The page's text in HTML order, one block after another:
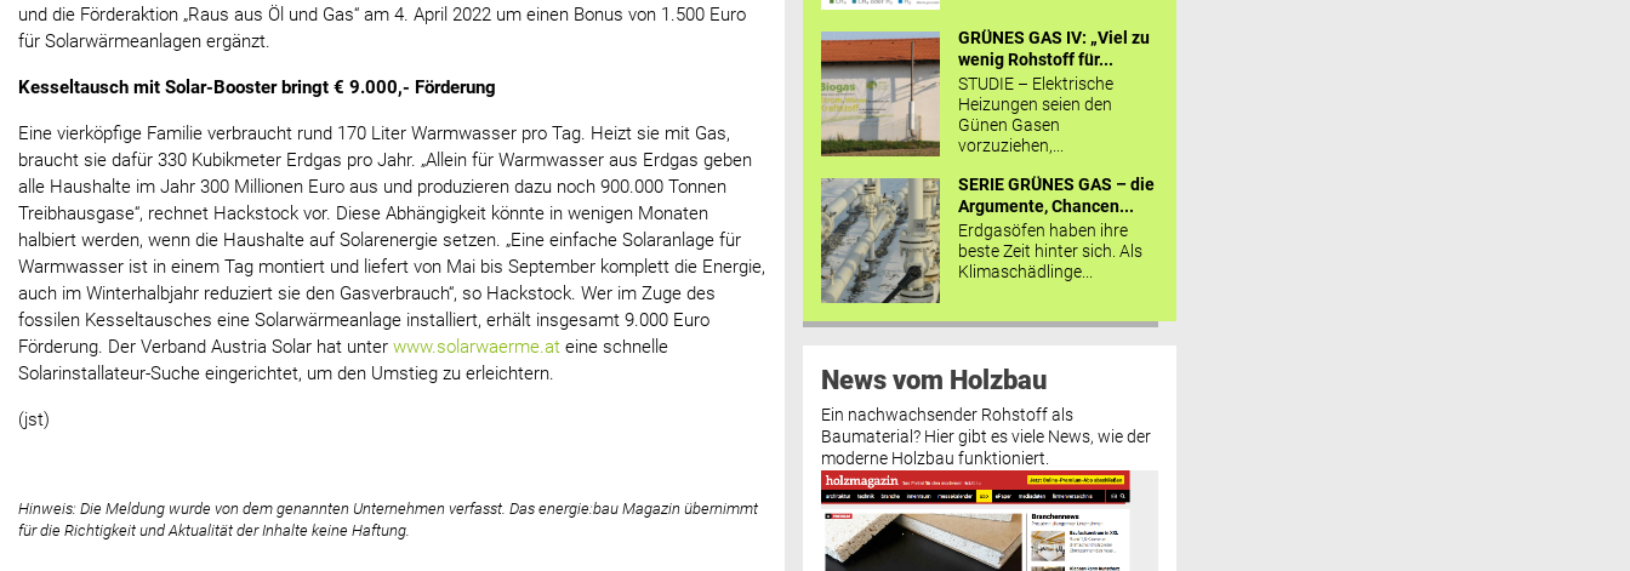
und die Förderaktion „Raus aus Öl und Gas“ am 4. April 2022 um einen Bonus von 1.500 Euro
für Solarwärmeanlagen ergänzt.
Kesseltausch mit Solar-Booster bringt € 9.000,- Förderung
Eine vierköpfige Familie verbraucht rund 170 Liter Warmwasser pro Tag. Heizt sie mit Gas,
braucht sie dafür 330 Kubikmeter Erdgas pro Jahr. „Allein für Warmwasser aus Erdgas geben
alle Haushalte im Jahr 300 Millionen Euro aus und produzieren dazu noch 900.000 Tonnen
Treibhausgase“, rechnet Hackstock vor. Diese Abhängigkeit könnte in wenigen Monaten
halbiert werden, wenn die Haushalte auf Solarenergie setzen. „Eine einfache Solaranlage für
Warmwasser ist in einem Tag montiert und liefert von Mai bis September komplett die Energie,
auch im Winterhalbjahr reduziert sie den Gasverbrauch“, so Hackstock. Wer im Zuge des
fossilen Kesseltausches eine Solarwärmeanlage installiert, erhält insgesamt 9.000 Euro
Förderung. Der Verband Austria Solar hat unter www.solarwaerme.at eine schnelle
Solarinstallateur-Suche eingerichtet, um den Umstieg zu erleichtern.
(jst)
Hinweis: Die Meldung wurde von dem genannten Unternehmen verfasst. Das energie:bau Magazin übernimmt
für die Richtigkeit und Aktualität der Inhalte keine Haftung.
GRÜNES GAS IV: „Viel zu
wenig Rohstoff für...
STUDIE – Elektrische
Heizungen seien den
Günen Gasen
vorzuziehen,...
SERIE GRÜNES GAS – die
Argumente, Chancen...
Erdgasöfen haben ihre
beste Zeit hinter sich. Als
Klimaschädlinge...
News vom Holzbau
Ein nachwachsender Rohstoff als
Baumaterial? Hier gibt es viele News, wie der
moderne Holzbau funktioniert.